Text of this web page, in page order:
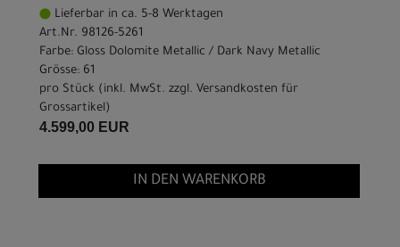
Lieferbar in ca. 5-8 Werktagen
Art.Nr. 98126-5261
Farbe: Gloss Dolomite Metallic / Dark Navy Metallic
Grösse: 61
pro Stück (inkl. MwSt. zzgl. Versandkosten für
Grossartikel)
4.599,00 EUR
IN DEN WARENKORB